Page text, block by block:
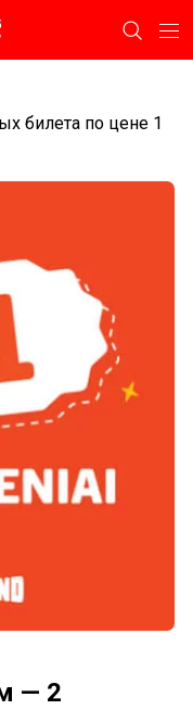
билета по цене 1
— 2